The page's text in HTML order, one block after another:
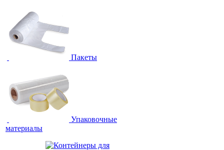
Пакеты
Упаковочные
материалы